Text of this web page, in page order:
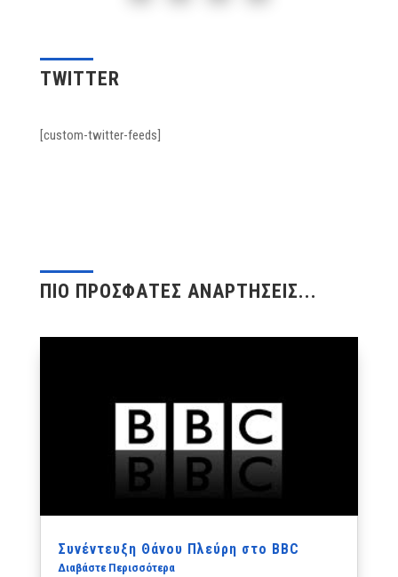
TWITTER
[custom-twitter-feeds]
ΠΙΟ ΠΡΟΣΦΑΤΕΣ ΑΝΑΡΤΗΣΕΙΣ...
Συνέντευξη Θάνου Πλεύρη στο BBC
Διαβάστε Περισσότερα